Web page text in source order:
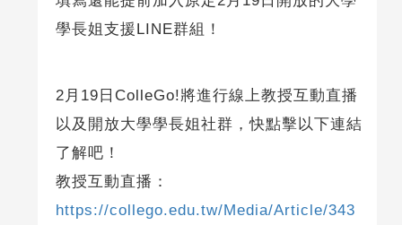
學長姐支援LINE群組！
2月19日ColleGo!將進行線上教授互動直播
以及開放大學學長姐社群，快點擊以下連結
了解吧！
教授互動直播：
https://collego.edu.tw/Media/Article/343